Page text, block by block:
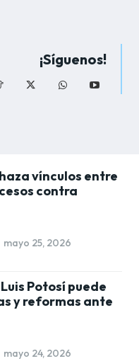
¡Síguenos!
vínculos entre
contra
mayo 25, 2026
Potosí puede
y reformas ante
mayo 24, 2026